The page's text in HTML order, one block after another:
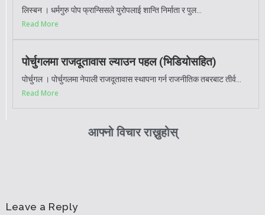
लिस्बन । धर्मगुरु पोप फ्रान्सिसले युरोपलाई शान्ति निर्माता र पुल...
Read More
पोर्चुगलमा राजदूतावास ल्याउन पहल (भिडियोसहित)
पोर्चुगल । पोर्चुगलमा नेपाली राजदूतावास स्थापना गर्न राजनीतिक तबरबाट तीर्व...
Read More
आफ्नो विचार राख्नुहोस्
Leave a Reply